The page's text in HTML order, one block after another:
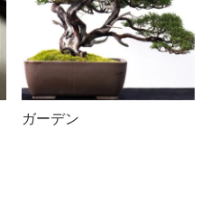
ガーデン